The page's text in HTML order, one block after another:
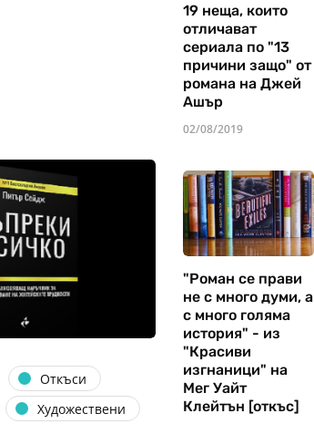
Откъси
Художествени
19 неща, които
отличават
сериала по "13
причини защо" от
романа на Джей
Ашър
02/08/2019
"Роман се прави
не с много думи, а
с много голяма
история" - из
"Красиви
изгнаници" на
Мег Уайт
Клейтън [откъс]